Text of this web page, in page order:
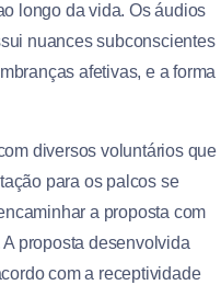
longo da vida. Os áudios
nuances subconscientes
afetivas, e a forma
diversos voluntários que
para os palcos se
a proposta com
proposta desenvolvida
com a receptividade